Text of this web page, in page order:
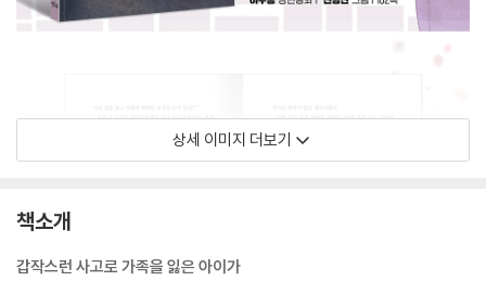
상세 이미지 더보기
책소개
갑작스런 사고로 가족을 잃은 아이가